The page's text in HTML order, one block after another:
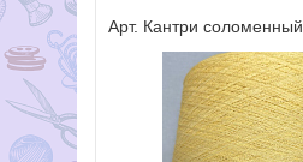
Арт. Кантри соломенный